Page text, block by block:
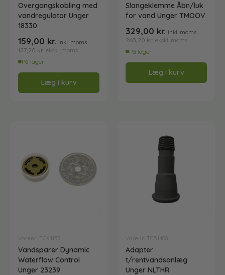
Overgangskobling med
vandregulator Unger
18330
159,00 kr. inkl. moms
127,20 kr. ekskl. moms
På lager
Læg i kurv
Slangeklemme Åbn/luk
for vand Unger TMOOV
329,00 kr. inkl. moms
263,20 kr. ekskl. moms
På lager
Læg i kurv
Varenr: TC64152
Vandsparer Dynamic
Waterflow Control
Unger 23239
Varenr: TC51408
Adapter
t/rentvandsanlæg
Unger NLTHR